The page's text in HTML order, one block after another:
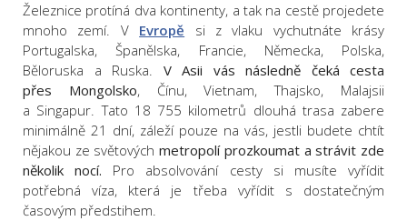
Železnice protíná dva kontinenty, a tak na cestě projedete
mnoho zemí. V Evropě si z vlaku vychutnáte krásy
Portugalska, Španělska, Francie, Německa, Polska,
Běloruska a Ruska. V Asii vás následně čeká cesta
přes Mongolsko, Čínu, Vietnam, Thajsko, Malajsii
a Singapur. Tato 18 755 kilometrů dlouhá trasa zabere
minimálně 21 dní, záleží pouze na vás, jestli budete chtít
nějakou ze světovýchmetropolí prozkoumat a strávit zde
několik nocí. Pro absolvování cesty si musíte vyřídit
potřebná víza, která je třeba vyřídit s dostatečným
časovým předstihem.